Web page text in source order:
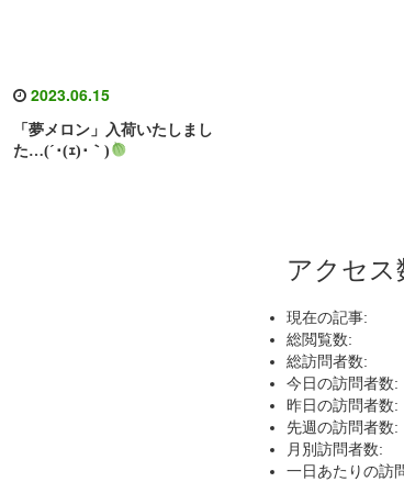
2023.06.15
「夢メロン」入荷いたしまし
た…(´･(ｪ)･｀)
アクセス
現在の記事:
総閲覧数:
総訪問者数:
今日の訪問者数:
昨日の訪問者数:
先週の訪問者数:
月別訪問者数:
一日あたりの訪